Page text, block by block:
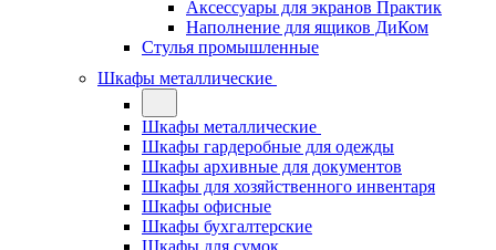
Аксессуары для экранов Практик
Наполнение для ящиков ДиКом
Стулья промышленные
Шкафы металлические
Шкафы металлические
Шкафы гардеробные для одежды
Шкафы архивные для документов
Шкафы для хозяйственного инвентаря
Шкафы офисные
Шкафы бухгалтерские
Шкафы для сумок